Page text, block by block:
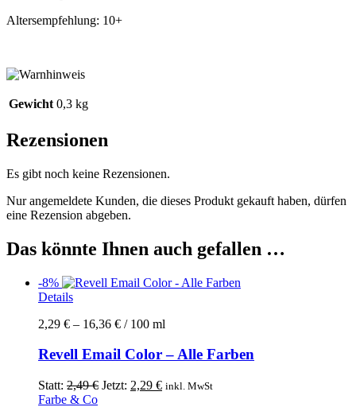
Altersempfehlung: 10+
Gewicht 0,3 kg
Rezensionen
Es gibt noch keine Rezensionen.
Nur angemeldete Kunden, die dieses Produkt gekauft haben, dürfen
eine Rezension abgeben.
Das könnte Ihnen auch gefallen …
-8%
DetailsDieses
weist
Varianten
Die
Optionen
2,29 € – 16,36 € / 100 ml
Revell Email Color – Alle Farben
Statt: 2,49€ Ursprünglicher
Jetzt: 2,29 €Aktueller
inkl. MwSt
Farbe & Co